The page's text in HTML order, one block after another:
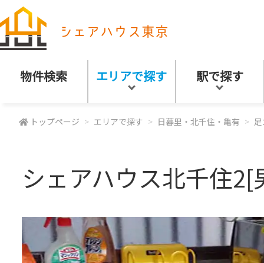
物件検索 エリアで探す 駅で探す
トップページ エリアで探す 日暮里・北千住・亀有
シェアハウス北千住